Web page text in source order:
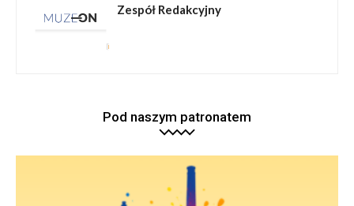
Zespół Redakcyjny
Pod naszym patronatem